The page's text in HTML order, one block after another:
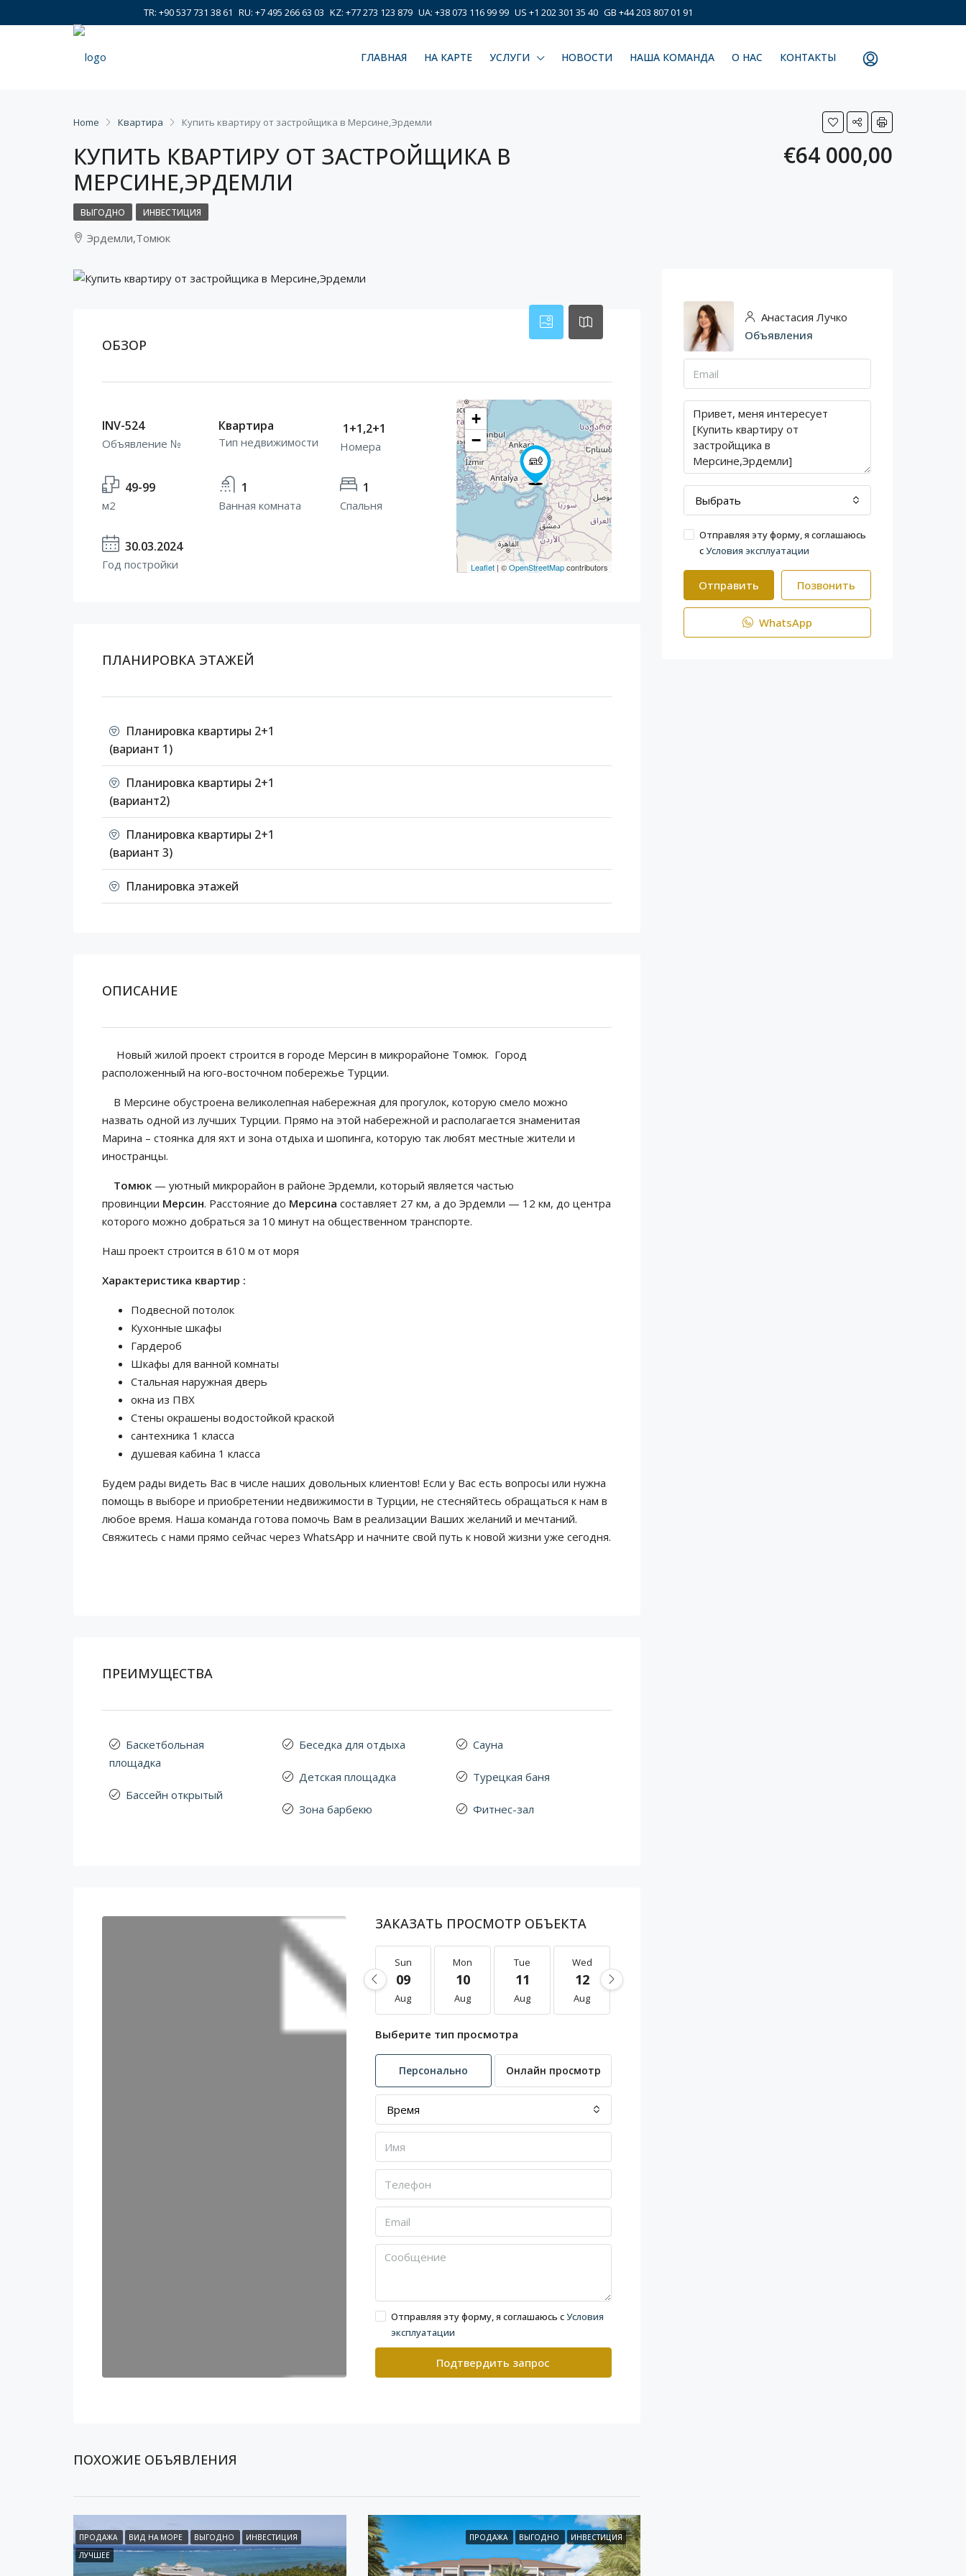
TR: +90 537 731 38 61 RU: +7 495 266 63 03 KZ: +77 273 123 879 UA: +38 073 116 99 99 US +1 202 301 35 40 GB +44 203 807 01 91
ГЛАВНАЯ НА КАРТЕ УСЛУГИ НОВОСТИ НАША КОМАНДА О НАС КОНТАКТЫ
Home Квартира Купить квартиру от застройщика в Мерсине,Эрдемли
КУПИТЬ КВАРТИРУ ОТ ЗАСТРОЙЩИКА В
МЕРСИНЕ,ЭРДЕМЛИ
€64 000,00
ВЫГОДНО ИНВЕСТИЦИЯ
Эрдемли,Томюк
ОБЗОР
INV-524
Объявление №
Квартира
Тип недвижимости
1+1,2+1
Номера
49-99
м2
1
Ванная комната
1
Спальня
30.03.2024
Год постройки
+
−
Leaflet| ©OpenStreetMapcontributors
ПЛАНИРОВКА ЭТАЖЕЙ
Планировка квартиры 2+1
(вариант 1)
Планировка квартиры 2+1
(вариант2)
Планировка квартиры 2+1
(вариант 3)
Планировка этажей
ОПИСАНИЕ
Новый жилой проект строится в городе Мерсин в микрорайоне Томюк. Город
расположенный на юго-восточном побережье Турции.
В Мерсине обустроена великолепная набережная для прогулок, которую смело можно
назвать одной из лучших Турции. Прямо на этой набережной и располагается знаменитая
Марина – стоянка для яхт и зона отдыха и шопинга, которую так любят местные жители и
иностранцы.
Томюк — уютный микрорайон в районе Эрдемли, который является частью
провинции Мерсин. Расстояние до Мерсина составляет 27 км, а до Эрдемли — 12 км, до центра
которого можно добраться за 10 минут на общественном транспорте.
Наш проект строится в 610 м от моря
Характеристика квартир :
Подвесной потолок
Кухонные шкафы
Гардероб
Шкафы для ванной комнаты
Стальная наружная дверь
окна из ПВХ
Стены окрашены водостойкой краской
сантехника 1 класса
душевая кабина 1 класса
Будем рады видеть Вас в числе наших довольных клиентов! Если у Вас есть вопросы или нужна
помощь в выборе и приобретении недвижимости в Турции, не стесняйтесь обращаться к нам в
любое время. Наша команда готова помочь Вам в реализации Ваших желаний и мечтаний.
Свяжитесь с нами прямо сейчас через WhatsApp и начните свой путь к новой жизни уже сегодня.
ПРЕИМУЩЕСТВА
Баскетбольная
площадка
Бассейн открытый
Беседка для отдыха
Детская площадка
Зона барбекю
Сауна
Турецкая баня
Фитнес-зал
ЗАКАЗАТЬ ПРОСМОТР ОБЪЕКТА
Sun
09
Aug
Mon
10
Aug
Tue
11
Aug
Wed
12
Aug
Выберите тип просмотра
Персонально Онлайн просмотр
Время
Отправляя эту форму, я соглашаюсь сУсловия
эксплуатации
Подтвердить запрос
ПОХОЖИЕ ОБЪЯВЛЕНИЯ
ПРОДАЖА ВИД НА МОРЕ ВЫГОДНО
ИНВЕСТИЦИЯ
ЛУЧШЕЕ
ПРОДАЖА ВЫГОДНО ИНВЕСТИЦИЯ
Анастасия Лучко
Объявления
Выбрать
Отправляя эту форму, я соглашаюсь
сУсловия эксплуатации
Отправить Позвонить
WhatsApp